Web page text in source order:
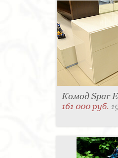
Комод Spar
161 000 руб.